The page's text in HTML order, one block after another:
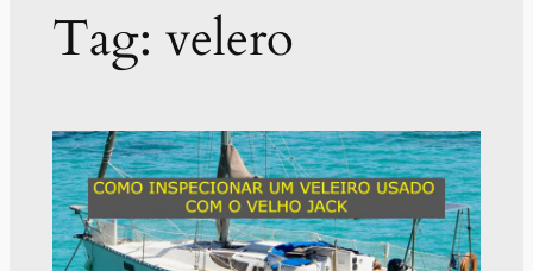
Tag: velero